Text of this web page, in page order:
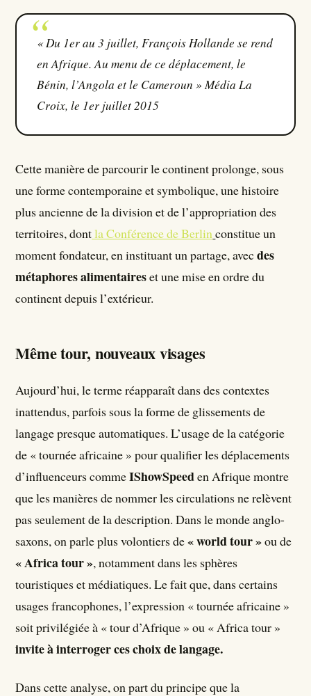
« Du 1er au 3 juillet, François Hollande se rend
en Afrique. Au menu de ce déplacement, le
Bénin, l’Angola et le Cameroun » Média La
Croix, le 1er juillet 2015
Cette manière de parcourir le continent prolonge, sous
une forme contemporaine et symbolique, une histoire
plus ancienne de la division et de l’appropriation des
territoires, dontla Conférence de Berlin constitue un
moment fondateur, en instituant un partage, avecdes
métaphores alimentaireset une mise en ordre du
continent depuis l’extérieur.
Même tour, nouveaux visages
Aujourd’hui, le terme réapparaît dans des contextes
inattendus, parfois sous la forme de glissements de
langage presque automatiques. L’usage de la catégorie
de « tournée africaine » pour qualifier les déplacements
d’influenceurs commeIShowSpeeden Afrique montre
que les manières de nommer les circulations ne relèvent
pas seulement de la description. Dans le monde anglo-
saxons, on parle plus volontiers de« world tour »ou de
« Africa tour », notamment dans les sphères
touristiques et médiatiques. Le fait que, dans certains
usages francophones, l’expression « tournée africaine »
soit privilégiée à « tour d’Afrique » ou « Africa tour »
invite à interroger ces choix de langage.
Dans cette analyse, on part du principe que la